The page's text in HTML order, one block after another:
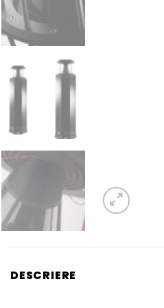
DESCRIERE